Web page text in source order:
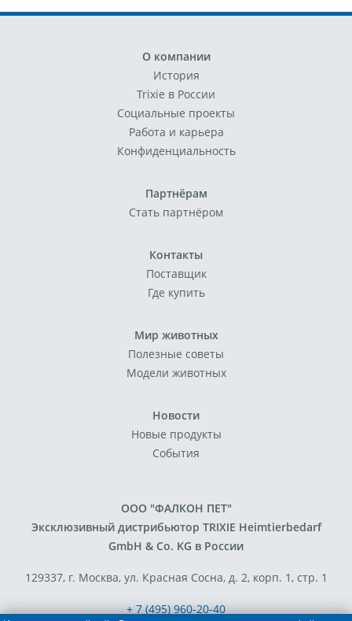
О компании
История
Trixie в России
Социальные проекты
Работа и карьера
Конфиденциальность
Партнёрам
Стать партнёром
Контакты
Поставщик
Где купить
Мир животных
Полезные советы
Модели животных
Новости
Новые продукты
События
ООО "ФАЛКОН ПЕТ"
Эксклюзивный дистрибьютор TRIXIE Heimtierbedarf
GmbH & Co. KG в России
129337, г. Москва, ул. Красная Сосна, д. 2, корп. 1, стр. 1
+ 7 (495) 960-20-40